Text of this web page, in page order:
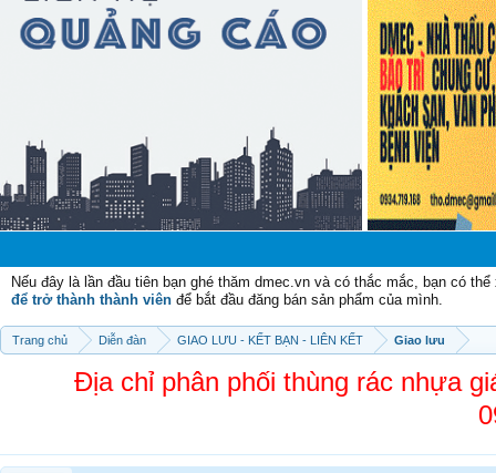
Nếu đây là lần đầu tiên bạn ghé thăm dmec.vn và có thắc mắc, bạn có
để trở thành thành viên để bắt đầu đăng bán sản phẩm của mình.
Trang chủ Diễn đàn GIAO LƯU - KẾT BẠN - LIÊN KẾT Giao lưu
Địa chỉ phân phối thùng rác nhựa